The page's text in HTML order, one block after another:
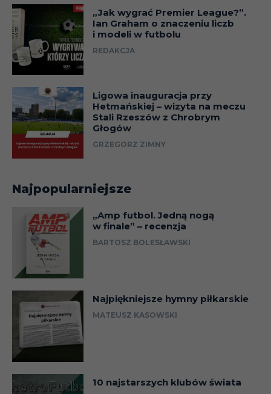
„Jak wygrać Premier League?”.
Ian Graham o znaczeniu liczb
i modeli w futbolu
REDAKCJA
Ligowa inauguracja przy
Hetmańskiej – wizyta na meczu
Stali Rzeszów z Chrobrym
Głogów
GRZEGORZ ZIMNY
Najpopularniejsze
„Amp futbol. Jedną nogą
w finale” – recenzja
BARTOSZ BOLESŁAWSKI
Najpiękniejsze hymny piłkarskie
MATEUSZ KASOWSKI
10 najstarszych klubów świata